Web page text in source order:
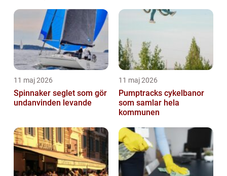
11 maj 2026
Spinnaker seglet som gör
undanvinden levande
11 maj 2026
Pumptracks cykelbanor
som samlar hela
kommunen